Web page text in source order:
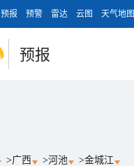
预报 预警 雷达 云图 天气地图
预报
>广西 >河池 >金城江